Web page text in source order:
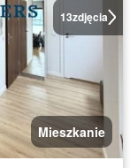
13zdjęcia
Mieszkanie